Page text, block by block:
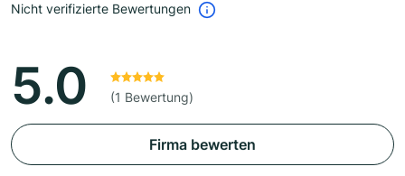
Nicht verifizierte Bewertungen
5.0 (1 Bewertung)
Firma bewerten